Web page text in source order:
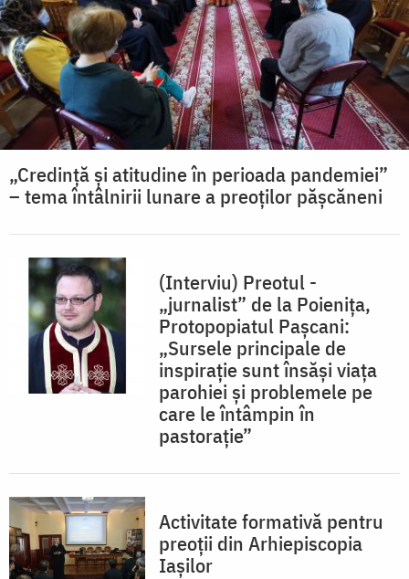
„Credinţă şi atitudine în perioada pandemiei”
– tema întâlnirii lunare a preoţilor păşcăneni
(Interviu) Preotul -
„jurnalist” de la Poienița,
Protopopiatul Pașcani:
„Sursele principale de
inspiraţie sunt însăşi viaţa
parohiei și problemele pe
care le întâmpin în
pastoraţie”
Activitate formativă pentru
preoţii din Arhiepiscopia
Iaşilor